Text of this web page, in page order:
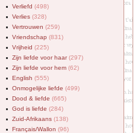
Verliefd (498)
Verlies (328)
Vertrouwen (259)
Vriendschap (831)
Vrijheid (225)
Zijn liefde voor haar(297)
Zijn liefde voor hem (62)
English (555)
Onmogelijke liefde (499)
Dood & liefde (665)
God is liefde (284)
Zuid-Afrikaans (138)
Français/Wallon (96)